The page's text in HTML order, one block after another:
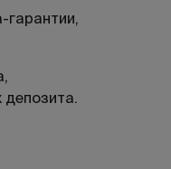
гарантии,